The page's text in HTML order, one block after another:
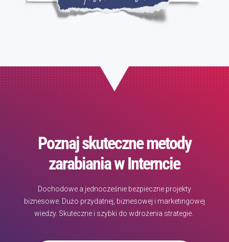
Poznaj skuteczne metody
zarabiania w Interncie
Dochodowe a jednocześnie bezpieczne projekty
biznesowe. Dużo przydatnej, biznesowej i marketingowej
wiedzy. Skuteczne i szybki do wdrożenia strategie.